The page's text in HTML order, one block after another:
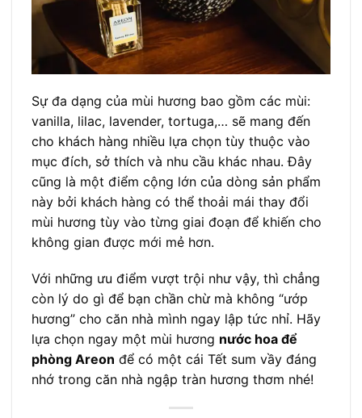
Sự đa dạng của mùi hương bao gồm các mùi:
vanilla, lilac, lavender, tortuga,… sẽ mang đến
cho khách hàng nhiều lựa chọn tùy thuộc vào
mục đích, sở thích và nhu cầu khác nhau. Đây
cũng là một điểm cộng lớn của dòng sản phẩm
này bởi khách hàng có thể thoải mái thay đổi
mùi hương tùy vào từng giai đoạn để khiến cho
không gian được mới mẻ hơn.
Với những ưu điểm vượt trội như vậy, thì chẳng
còn lý do gì để bạn chần chừ mà không “ướp
hương” cho căn nhà mình ngay lập tức nhỉ. Hãy
lựa chọn ngay một mùi hương nước hoa để
phòng Areon để có một cái Tết sum vầy đáng
nhớ trong căn nhà ngập tràn hương thơm nhé!